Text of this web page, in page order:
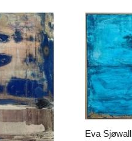
Eva Sjøwall